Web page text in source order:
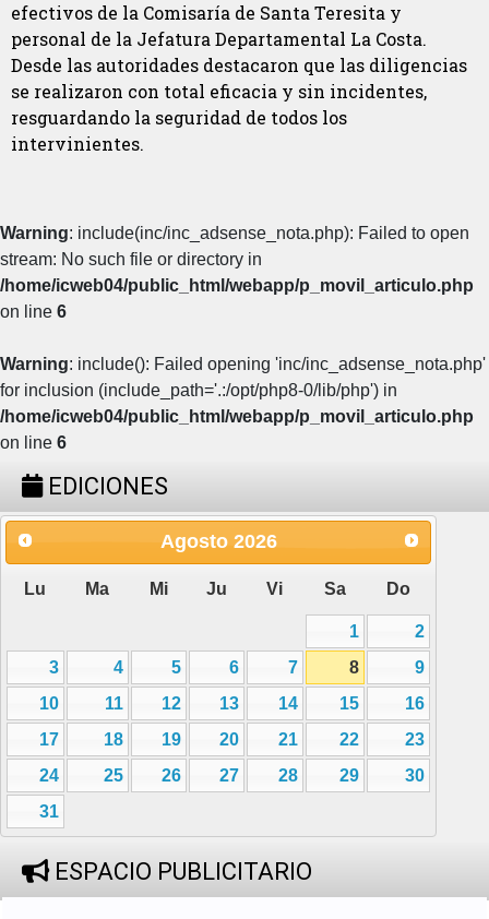
efectivos de la Comisaría de Santa Teresita y
personal de la Jefatura Departamental La Costa.
Desde las autoridades destacaron que las diligencias
se realizaron con total eficacia y sin incidentes,
resguardando la seguridad de todos los
intervinientes.
Warning: include(inc/inc_adsense_nota.php): Failed to open
stream: No such file or directory in
/home/icweb04/public_html/webapp/p_movil_articulo.php
on line 6
Warning: include(): Failed opening 'inc/inc_adsense_nota.php'
for inclusion (include_path='.:/opt/php8-0/lib/php') in
/home/icweb04/public_html/webapp/p_movil_articulo.php
on line 6
EDICIONES
Agosto 2026
Lu Ma Mi Ju Vi Sa Do
1
2
3
4 5 6 7 8
9
10
11 12 13 14 15
16
17
18 19 20 21 22
23
24
25 26 27 28 29
30
31
ESPACIO PUBLICITARIO